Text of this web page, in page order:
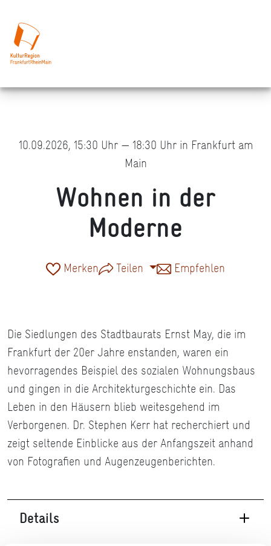
10.09.2026, 15:30 Uhr — 18:30 Uhr in Frankfurt am
Main
Wohnen in der
Moderne
Merken Teilen Empfehlen
Die Siedlungen des Stadtbaurats Ernst May, die im
Frankfurt der 20er Jahre enstanden, waren ein
hevorragendes Beispiel des sozialen Wohnungsbaus
und gingen in die Architekturgeschichte ein. Das
Leben in den Häusern blieb weitesgehend im
Verborgenen. Dr. Stephen Kerr hat recherchiert und
zeigt seltende Einblicke aus der Anfangszeit anhand
von Fotografien und Augenzeugenberichten.
Details